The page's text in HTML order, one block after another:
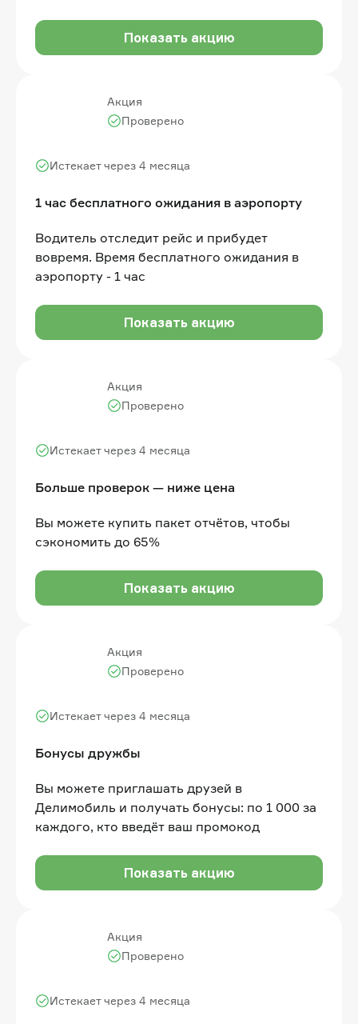
Показать акцию
Акция
1 час бесплатного ожидания в аэропорту
Истекает через 4 месяца
Проверено
Водитель отследит рейс и прибудет
вовремя. Время бесплатного ожидания в
аэропорту - 1 час
Показать акцию
Акция
Больше проверок — ниже цена
Истекает через 4 месяца
Проверено
Вы можете купить пакет отчётов, чтобы
сэкономить до 65%
Показать акцию
Акция
Бонусы дружбы
Истекает через 4 месяца
Проверено
Вы можете приглашать друзей в
Делимобиль и получать бонусы: по 1 000 за
каждого, кто введёт ваш промокод
Показать акцию
Акция
Истекает через 4 месяца
Проверено